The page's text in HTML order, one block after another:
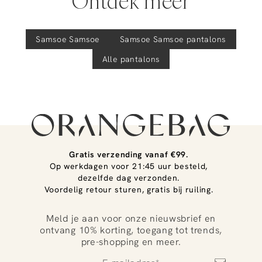
Samsoe Samsoe Samsoe Samsoe pantalons
Alle pantalons
Gratis verzending vanaf €99.
Op werkdagen voor 21:45 uur besteld,
dezelfde dag verzonden.
Voordelig retour sturen, gratis bij ruiling.
Meld je aan voor onze nieuwsbrief en
ontvang 10% korting, toegang tot trends,
pre-shopping en meer.